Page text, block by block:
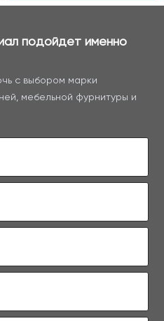
подойдет именно
с выбором марки
мебельной фурнитуры и